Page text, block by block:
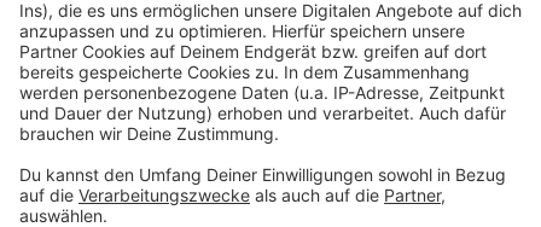
In den nächsten 20 Jahren wird der Düsseldorfer
Flughafen weiter modernisiert
Gepäck am Flughafen selbst einchecken